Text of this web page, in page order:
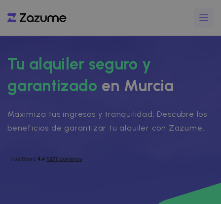
Tu alquiler seguro y
garantizado en Murcia
Maximiza tus ingresos y tranquilidad: Descubre los
beneficios de garantizar tu alquiler con Zazume.